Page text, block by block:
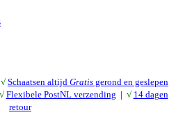
√ Schaatsen altijd Gratis gerond en geslepen
√ Flexibele PostNL verzending | √ 14 dagen
retour